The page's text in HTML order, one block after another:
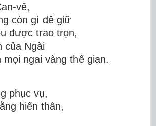
vê,
còn gì để giữ
được trao trọn,
của Ngài
ngai vàng thế gian.
phục vụ,
hiến thân,